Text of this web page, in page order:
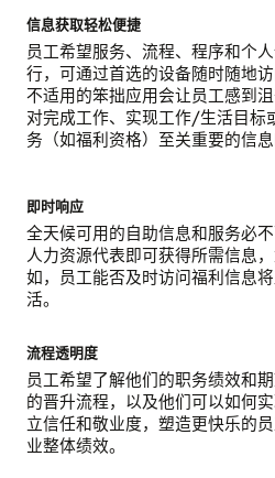
信息获取轻松便捷
员工希望服务、流程、程序和个
行，可通过首选的设备随时随地
不适用的笨拙应用会让员工感到
对完成工作、实现工作/生活目标
务（如福利资格）至关重要的信息
即时响应
全天候可用的自助信息和服务必
人力资源代表即可获得所需信息
如，员工能否及时访问福利信息
活。
流程透明度
员工希望了解他们的职务绩效和
的晋升流程，以及他们可以如何
立信任和敬业度，塑造更快乐的
业整体绩效。